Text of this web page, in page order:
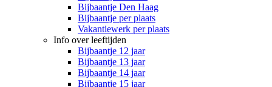
Bijbaantje Den Haag
Bijbaantje per plaats
Vakantiewerk per plaats
Info over leeftijden
Bijbaantje 12 jaar
Bijbaantje 13 jaar
Bijbaantje 14 jaar
Bijbaantje 15 jaar